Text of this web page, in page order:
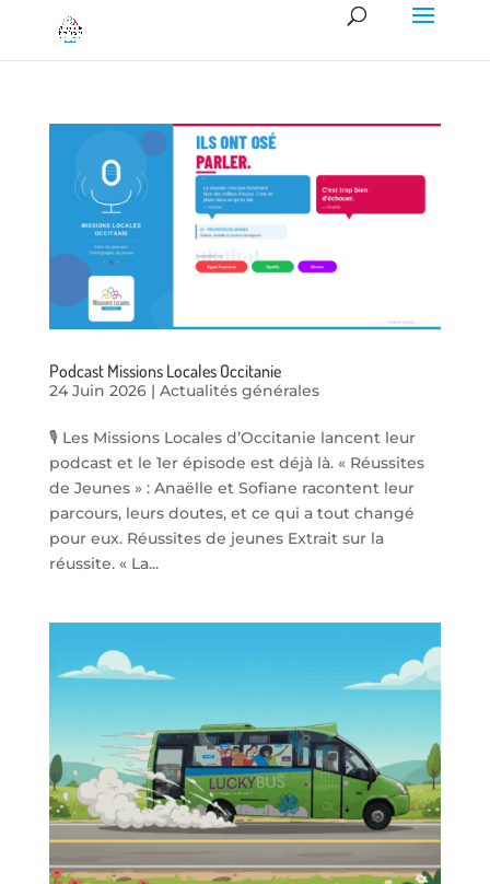
Podcast Missions Locales Occitanie
24 Juin 2026| Actualités générales
🎙️ Les Missions Locales d’Occitanie lancent leur
podcast et le 1er épisode est déjà là. « Réussites
de Jeunes » : Anaëlle et Sofiane racontent leur
parcours, leurs doutes, et ce qui a tout changé
pour eux. Réussites de jeunes Extrait sur la
réussite. « La...